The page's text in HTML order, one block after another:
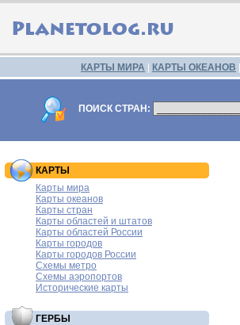
КАРТЫ МИРА КАРТЫ ОКЕАНОВ
ПОИСК СТРАН:
КАРТЫ
Карты мира
Карты океанов
Карты стран
Карты областей и штатов
Карты областей России
Карты городов
Карты городов России
Схемы метро
Схемы аэропортов
Исторические карты
ГЕРБЫ